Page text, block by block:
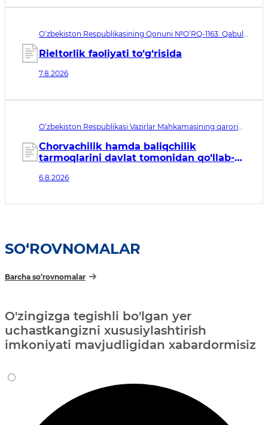
O‘zbekiston Respublikasining Qonuni №O‘RQ-1163. Qabul
Rieltorlik faoliyati to‘g‘risida
7.8.2026
O‘zbekiston Respublikasi Vazirlar Mahkamasining qarori
sanasi 07.08.2026
Chorvachilik hamda baliqchilik
tarmoqlarini davlat tomonidan qo‘llab-
tadbirlari to‘g‘risida
6.8.2026
SO‘ROVNOMALAR
Barcha so‘rovnomalar
O'zingizga tegishli bo'lgan yer
uchastkangizni xususiylashtirish
imkoniyati mavjudligidan xabardormisiz